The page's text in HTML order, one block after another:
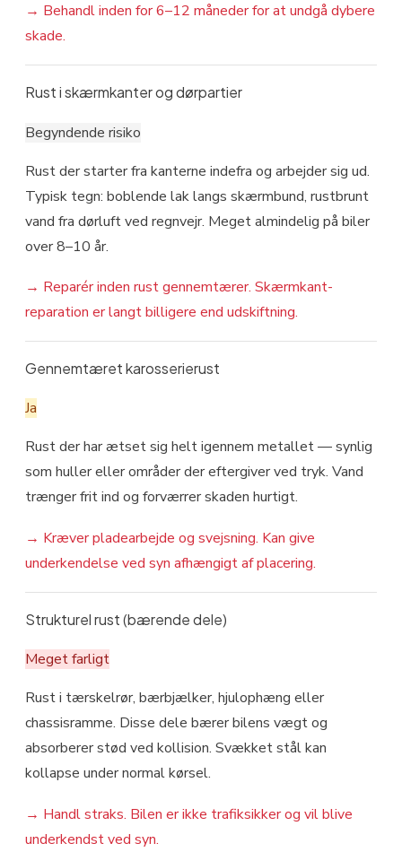
→ Behandl inden for 6–12 måneder for at undgå dybere
skade.
Rust i skærmkanter og dørpartier
Begyndende risiko
Rust der starter fra kanterne indefra og arbejder sig ud.
Typisk tegn: boblende lak langs skærmbund, rustbrunt
vand fra dørluft ved regnvejr. Meget almindelig på biler
over 8–10 år.
→ Reparér inden rust gennemtærer. Skærmkant-
reparation er langt billigere end udskiftning.
Gennemtæret karosserierust
Ja
Rust der har ætset sig helt igennem metallet — synlig
som huller eller områder der eftergiver ved tryk. Vand
trænger frit ind og forværrer skaden hurtigt.
→ Kræver pladearbejde og svejsning. Kan give
underkendelse ved syn afhængigt af placering.
Strukturel rust (bærende dele)
Meget farligt
Rust i tærskelrør, bærbjælker, hjulophæng eller
chassisramme. Disse dele bærer bilens vægt og
absorberer stød ved kollision. Svækket stål kan
kollapse under normal kørsel.
→ Handl straks. Bilen er ikke trafiksikker og vil blive
underkendst ved syn.